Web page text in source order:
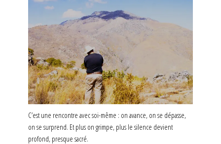
C’est une rencontre avec soi-même : on avance, on se dépasse,
on se surprend. Et plus on grimpe, plus le silence devient
profond, presque sacré.